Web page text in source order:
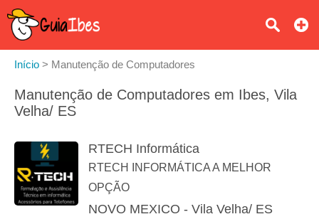
Início > Manutenção de Computadores
Manutenção de Computadores em Ibes, Vila
Velha/ ES
RTECH Informática
RTECH INFORMÁTICA A MELHOR
OPÇÃO
NOVO MEXICO - Vila Velha/ ES